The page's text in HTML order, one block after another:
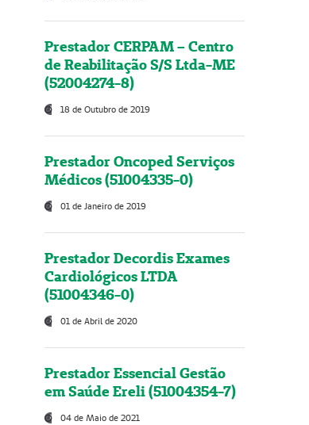
Prestador CERPAM – Centro
de Reabilitação S/S Ltda-ME
(52004274-8)
18 de Outubro de 2019
Prestador Oncoped Serviços
Médicos (51004335-0)
01 de Janeiro de 2019
Prestador Decordis Exames
Cardiológicos LTDA
(51004346-0)
01 de Abril de 2020
Prestador Essencial Gestão
em Saúde Ereli (51004354-7)
04 de Maio de 2021